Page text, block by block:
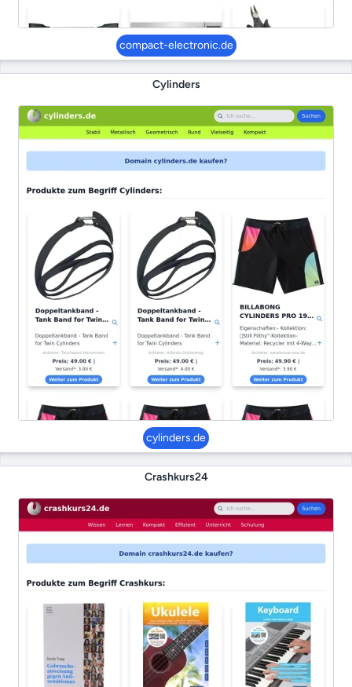
compact-electronic.de
Cylinders
cylinders.de
Crashkurs24